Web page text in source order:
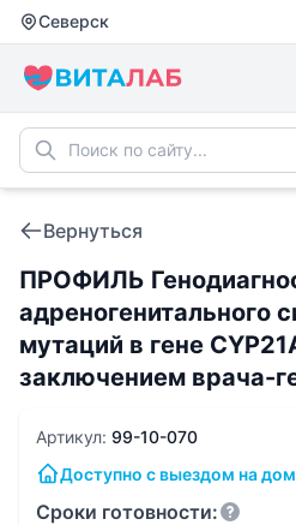
Северск
Вернуться
ПРОФИЛЬ
адреногенитального
мутаций в гене
заключением врача-
Артикул: 99-10-070
Доступно с выездом на дом
Сроки готовности: